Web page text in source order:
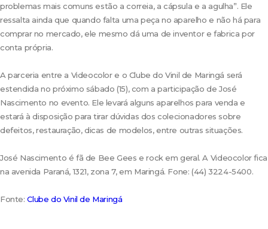
problemas mais comuns estão a correia, a cápsula e a agulha”. Ele
ressalta ainda que quando falta uma peça no aparelho e não há para
comprar no mercado, ele mesmo dá uma de inventor e fabrica por
conta própria.
A parceria entre a Videocolor e o Clube do Vinil de Maringá será
estendida no próximo sábado (15), com a participação de José
Nascimento no evento. Ele levará alguns aparelhos para venda e
estará à disposição para tirar dúvidas dos colecionadores sobre
defeitos, restauração, dicas de modelos, entre outras situações.
José Nascimento é fã de Bee Gees e rock em geral. A Videocolor fica
na avenida Paraná, 1321, zona 7, em Maringá. Fone: (44) 3224-5400.
Fonte:Clube do Vinil de Maringá